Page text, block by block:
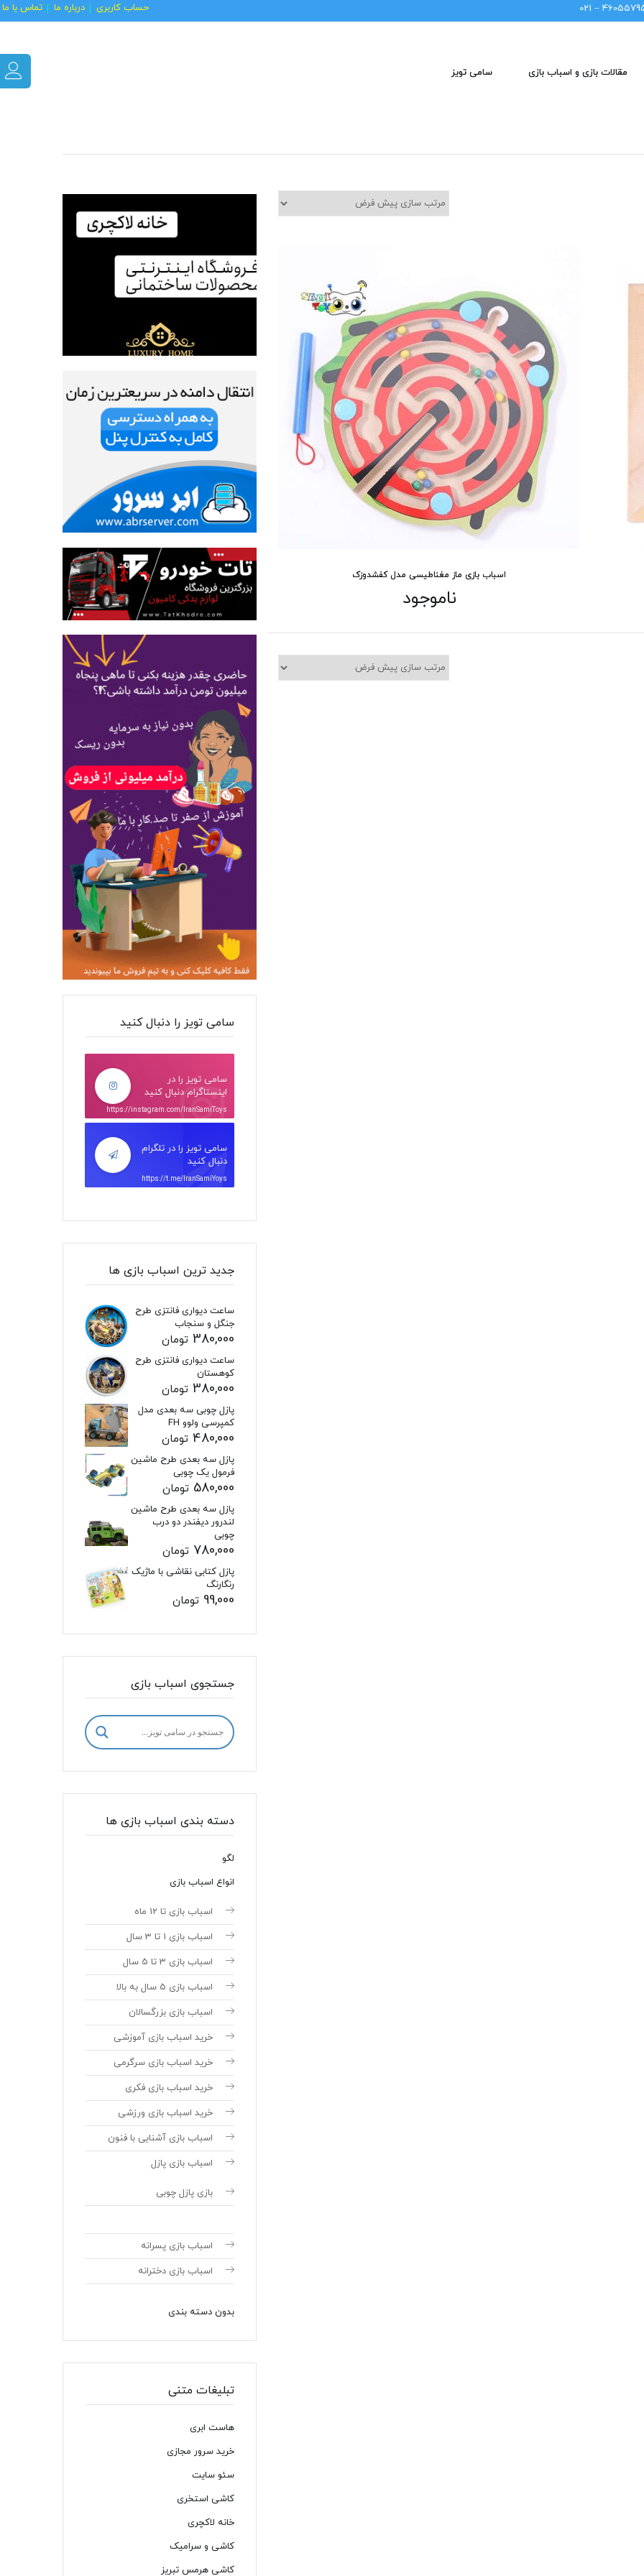
46055795 – حساب کاربری درباره ما تماس با ما
مقالات بازی و اسباب بازی سامی تویز
اسباب بازی ماز مغناطیسی مدل کفشدوزک
ناموجود
سامی تویز را دنبال کنید
سامی تویز را در
اینستاگرام دنبال کنید
https://instagram.com/IranSamiToys
سامی تویز را در تلگرام
دنبال کنید
https://t.me/IranSamiYoys
جدید ترین اسباب بازی ها
ساعت دیواری فانتزی طرح
جنگل و سنجاب
380,000 تومان
ساعت دیواری فانتزی طرح
کوهستان
380,000 تومان
پازل چوبی سه بعدی مدل
کمپرسی ولوو FH
480,000 تومان
پازل سه بعدی طرح ماشین
فرمول یک چوبی
580,000 تومان
پازل سه بعدی طرح ماشین
لندرور دیفندر دو درب
چوبی
780,000 تومان
پازل کتابی نقاشی با ماژیک
رنگارنگ
99,000 تومان
جستجوی اسباب بازی
دسته بندی اسباب بازی ها
لگو
انواع اسباب بازی
اسباب بازی تا 12 ماه
اسباب بازی 1 تا 3 سال
اسباب بازی 3 تا 5 سال
اسباب بازی 5 سال به بالا
اسباب بازی بزرگسالان
خرید اسباب بازی آموزشی
خرید اسباب بازی سرگرمی
خرید اسباب بازی فکری
خرید اسباب بازی ورزشی
اسباب بازی آشنایی با فنون
اسباب بازی پازل
بازی پازل چوبی
اسباب بازی پسرانه
اسباب بازی دخترانه
بدون دسته بندی
تبلیغات متنی
هاست ابری
خرید سرور مجازی
سئو سایت
کاشی استخری
خانه لاکچری
کاشی و سرامیک
کاشی هرمس تبریز